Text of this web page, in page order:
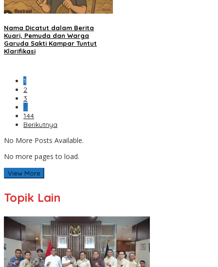
Nama Dicatut dalam Berita
Kuari, Pemuda dan Warga
Garuda Sakti Kampar Tuntut
Klarifikasi
1
2
3
…
144
Berikutnya
No More Posts Available.
No more pages to load.
View More
Topik Lain